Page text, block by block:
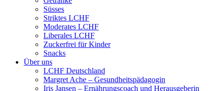
Süsses
Striktes LCHF
Moderates LCHF
Liberales LCHF
Zuckerfrei für Kinder
Snacks
Über uns
LCHF Deutschland
Margret Ache – Gesundheitspädagogin
Iris Jansen – Ernährungscoach und Herausgeberin